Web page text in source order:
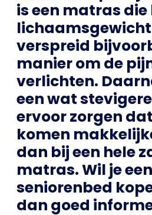
is een matras die
verspreid
manier om de
verlichten.
een wat
ervoor zorgen
komen
dan bij een hele
matras. Wil je een
seniorenbed
dan goed